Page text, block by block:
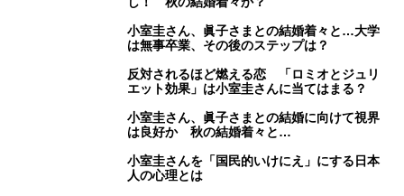
小室圭さん、眞子さまとの結婚着々と…大学
は無事卒業、その後のステップは？
反対されるほど燃える恋 「ロミオとジュリ
エット効果」は小室圭さんに当てはまる？
小室圭さん、眞子さまとの結婚に向けて視界
は良好か 秋の結婚着々と…
小室圭さんを「国民的いけにえ」にする日本
人の心理とは